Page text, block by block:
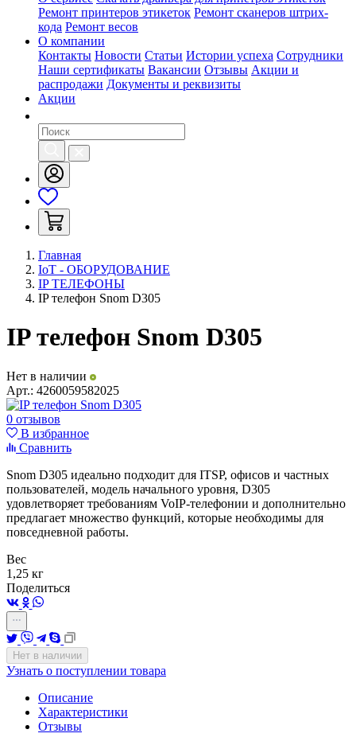
Ремонт принтеров этикеток Ремонт сканеров штрих-
кода Ремонт весов
О компании
Контакты Новости Статьи Истории успеха Сотрудники
Наши сертификаты Вакансии Отзывы Акции и
распродажи Документы и реквизиты
Акции
Главная
IoT - ОБОРУДОВАНИЕ
IP ТЕЛЕФОНЫ
IP телефон Snom D305
IP телефон Snom D305
Нет в наличии
Арт.: 4260059582025
0 отзывов
В избранное
Сравнить
Snom D305 идеально подходит для ITSP, офисов и частных
пользователей, модель начального уровня, D305
удовлетворяет требованиям VoIP-телефонии и дополнительно
предлагает множество функций, которые необходимы для
повседневной работы.
Вес
1,25 кг
Поделиться
Нет в наличии
Узнать о поступлении товара
Описание
Характеристики
Отзывы